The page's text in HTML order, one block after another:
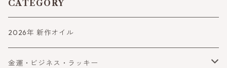
CATEGORY
2026年 新作オイル
金運・ビジネス・ラッキー